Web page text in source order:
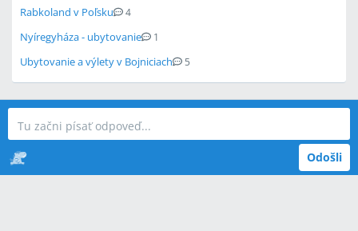
Rabkoland v Poľsku 4
Nyíregyháza - ubytovanie 1
Ubytovanie a výlety v Bojniciach 5
Odošli